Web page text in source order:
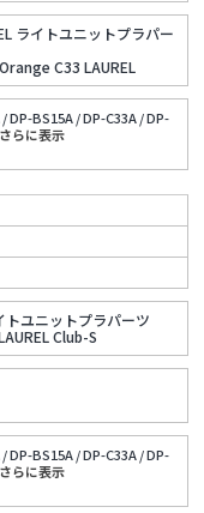
ライトユニットプラパー
C33 LAUREL
/DP-BS15A /DP-C33A /DP-
らに表⽰
トユニットプラパーツ
Club-S
/DP-BS15A /DP-C33A /DP-
らに表⽰